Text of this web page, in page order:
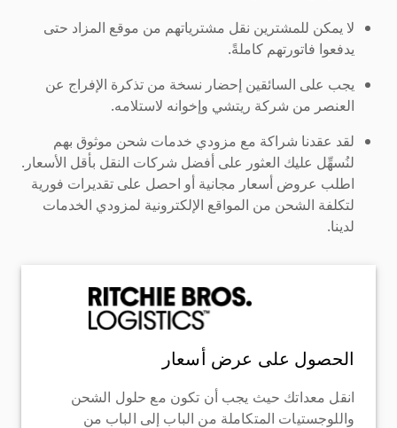
لا يمكن للمشترين نقل مشترياتهم من موقع المزاد حتى
يدفعوا فاتورتهم كاملةً.
يجب على السائقين إحضار نسخة من تذكرة الإفراج عن
العنصر من شركة ريتشي وإخوانه لاستلامه.
لقد عقدنا شراكة مع مزودي خدمات شحن موثوق بهم
لنُسهِّل عليك العثور على أفضل شركات النقل بأقل الأسعار.
اطلب عروض أسعار مجانية أو احصل على تقديرات فورية
لتكلفة الشحن من المواقع الإلكترونية لمزودي الخدمات
لدينا.
الحصول على عرض أسعار
انقل معداتك حيث يجب أن تكون مع حلول الشحن
واللوجستيات المتكاملة من الباب إلى الباب من